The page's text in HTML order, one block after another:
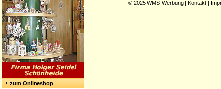
zum Onlineshop
© 2025 WMS-Werbung | Kontakt |